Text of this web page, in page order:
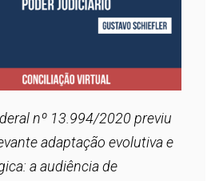
nº 13.994/2020 previu
adaptação evolutiva e
a audiência de